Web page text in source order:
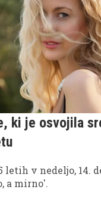
ki je osvojila
letih v nedeljo, 14.
a mirno'.